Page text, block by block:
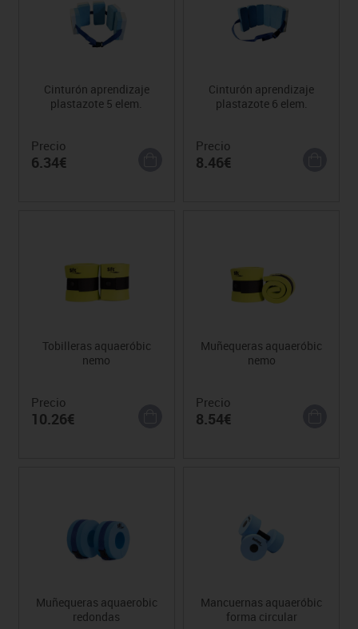
Cinturón aprendizaje
plastazote 5 elem.
Precio
6.34€
Cinturón aprendizaje
plastazote 6 elem.
Precio
8.46€
Tobilleras aquaeróbic
nemo
Precio
10.26€
Muñequeras aquaeróbic
nemo
Precio
8.54€
Muñequeras aquaerobic
redondas
Mancuernas aquaeróbic
forma circular